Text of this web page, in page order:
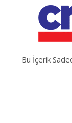
Bu İçerik